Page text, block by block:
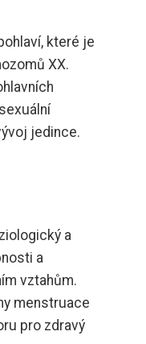
které je
XX.
jedince.
a
a
vztahům.
menstruace
pro zdravý